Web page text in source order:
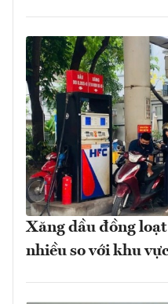
Xăng dầu đồng
nhiều so với khu vực